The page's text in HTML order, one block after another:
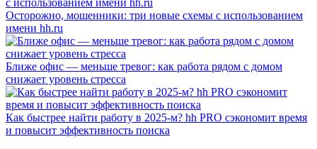
Осторожно, мошенники: три новые схемы с использованием
имени hh.ru
Ближе офис — меньше тревог: как работа рядом с домом
снижает уровень стресса
Как быстрее найти работу в 2025-м? hh PRO сэкономит время
и повысит эффективность поиска